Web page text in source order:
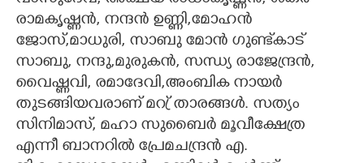
രാമകൃഷ്ണൻ, നന്ദൻ ഉണ്ണി,മോഹൻ
ജോസ്,മാധുരി, സാബു മോൻ ഗുണ്ട്കാട്
സാബു, നന്ദു,മുരുകൻ, സന്ധ്യ രാജേന്ദ്രൻ,
വൈഷ്ണവി, രമാദേവി,അംബിക നായർ
തുടങ്ങിയവരാണ് മറ്ര് താരങ്ങൾ. സത്യം
സിനിമാസ്, മഹാ സുബൈർ മൂവീക്ഷേത്ര
എന്നീ ബാനറിൽ പ്രേമചന്ദ്രൻ എ.